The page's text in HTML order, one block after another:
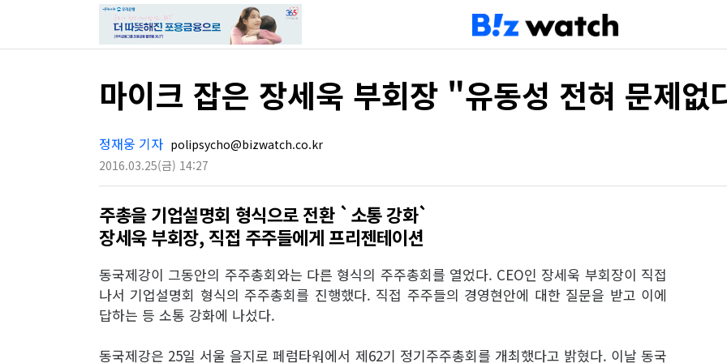
마이크 잡은 장세욱 부회장 "유동성 전혀 문제없
정재웅 기자 polipsycho@bizwatch.co.kr
2016.03.25(금) 14:27
주총을 기업설명회 형식으로 전환 `소통 강화`
장세욱 부회장, 직접 주주들에게 프리젠테이션
동국제강이 그동안의 주주총회와는 다른 형식의 주주총회를 열었다. CEO인 장세욱 부회장이 직접
나서 기업설명회 형식의 주주총회를 진행했다. 직접 주주들의 경영현안에 대한 질문을 받고 이에
답하는 등 소통 강화에 나섰다.
동국제강은 25일 서울 을지로 페럼타워에서 제62기 정기주주총회를 개최했다고 밝혔다. 이날 동국